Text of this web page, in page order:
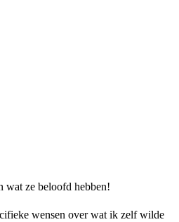
wat ze beloofd hebben!
wensen over wat ik zelf wilde